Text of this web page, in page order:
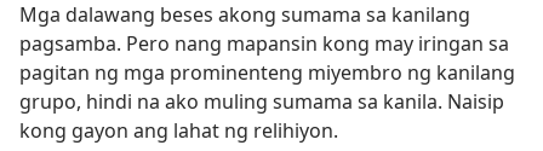
Mga dalawang beses akong sumama sa kanilang
pagsamba. Pero nang mapansin kong may iringan sa
pagitan ng mga prominenteng miyembro ng kanilang
grupo, hindi na ako muling sumama sa kanila. Naisip
kong gayon ang lahat ng relihiyon.